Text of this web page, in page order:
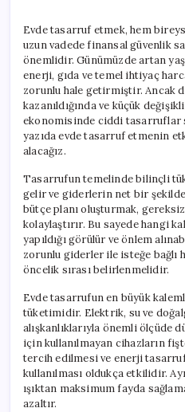
Evde tasarruf etmek, hem
uzun vadede finansal güvenlik
önemlidir. Günümüzde artan
enerji, gıda ve temel ihtiyaç
zorunlu hale getirmiştir. Ancak
kazanıldığında ve küçük
ekonomisinde ciddi tasarruflar
yazıda evde tasarruf etmenin
alacağız.
Tasarrufun temelinde bilinçli
gelir ve giderlerin net bir
bütçe planı oluşturmak,
kolaylaştırır. Bu sayede hangi
yapıldığı görülür ve önlem
zorunlu giderler ile isteğe bağlı
öncelik sırası belirlenmelidir.
Evde tasarrufun en büyük
tüketimidir. Elektrik, su ve
alışkanlıklarıyla önemli ölçüde
için kullanılmayan cihazların
tercih edilmesi ve enerji
kullanılması oldukça etkilidir.
ışıktan maksimum fayda
azaltır.